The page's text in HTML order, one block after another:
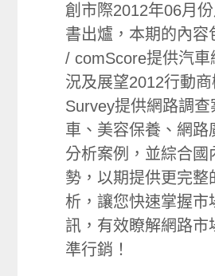
創市際2012年06月
書出爐，本期的內容
/ comScore提供汽車
況及展望2012行動
Survey提供網路調
車、美容保養、網路
分析案例，並綜合國
勢，以期提供更完整
析，讓您快速掌握市
訊，有效瞭解網路市
準行銷！